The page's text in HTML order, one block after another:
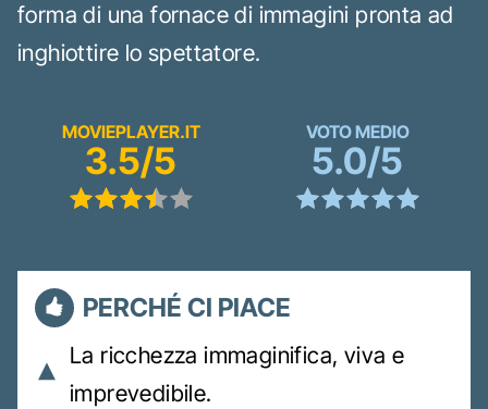
forma di una fornace di immagini pronta ad
inghiottire lo spettatore.
MOVIEPLAYER.IT
3.5/5
VOTO MEDIO
5.0/5
PERCHÉ CI PIACE
La ricchezza immaginifica, viva e
imprevedibile.